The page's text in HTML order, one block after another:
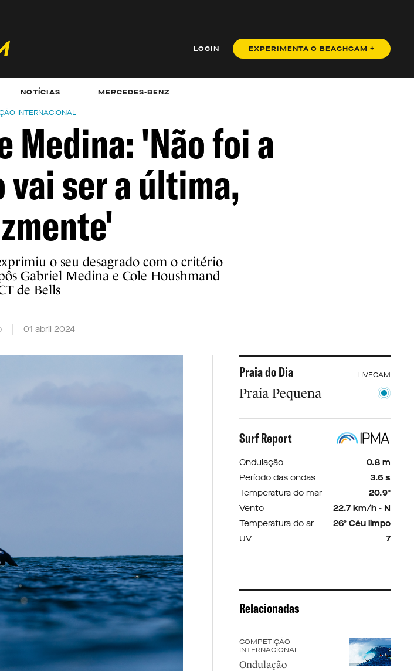
LOGIN EXPERIMENTA O BEACHCAM +
NOTÍCIAS MERCEDES-BENZ
INTERNACIONAL
Medina: 'Não foi a
ser a última,
o seu desagrado com o critério
Gabriel Medina e Cole Houshmand
de Bells
01 abril 2024
Praia do Dia LIVECAM
Praia Pequena
Surf Report
Ondulação
0.8 m
Período das ondas
3.6 s
Temperatura do mar
20.9º
Vento
22.7 km/h - N
Temperatura do ar
26º Céu limpo
UV
7
Relacionadas
COMPETIÇÃO
INTERNACIONAL
Ondulação